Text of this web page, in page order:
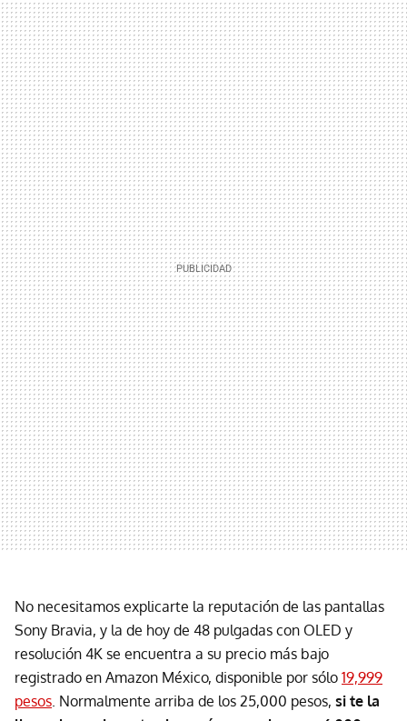
No necesitamos explicarte la reputación de las pantallas
Sony Bravia, y la de hoy de 48 pulgadas con OLED y
resolución 4K se encuentra a su precio más bajo
registrado en Amazon México, disponible por sólo 19,999
pesos . Normalmente arriba de los 25,000 pesos, si te la